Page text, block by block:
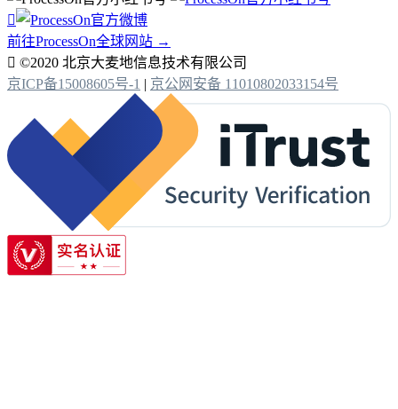

前往ProcessOn全球网站 →
 ©2020 北京大麦地信息技术有限公司
京ICP备15008605号-1 | 京公网安备 11010802033154号